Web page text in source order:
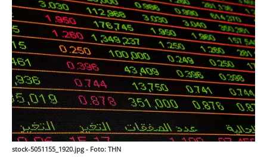
stock-5051155_1920.jpg - Foto: THN